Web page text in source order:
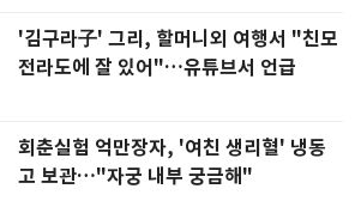
'김구라子' 그리, 할머니외 여행서 "친모
전라도에 잘 있어"…유튜브서 언급
회춘실험 억만장자, '여친 생리혈' 냉동
고 보관…"자궁 내부 궁금해"